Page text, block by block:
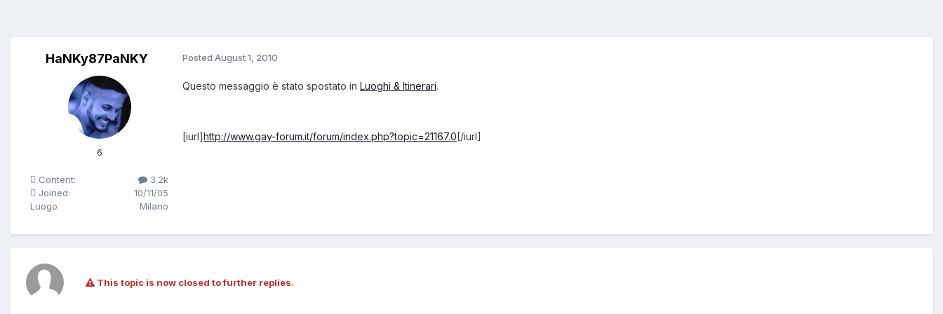
HaNKy87PaNKY
6
Content:
3.2k
Joined:
10/11/05
Luogo
Milano
Posted August 1, 2010
Questo messaggio è stato spostato in Luoghi & Itinerari.
[iurl]http://www.gay-forum.it/forum/index.php?topic=21167.0 [/iurl]
This topic is now closed to further replies.